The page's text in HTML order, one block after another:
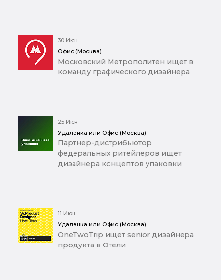
30 Июн
Офис (Москва)
Московский Метрополитен ищет в
команду графического дизайнера
25 Июн
Удаленка или Офис (Москва)
Партнер-дистрибьютор
федеральных ритейлеров ищет
дизайнера концептов упаковки
11 Июн
Удаленка или Офис (Москва)
OneTwoTrip ищет senior дизайнера
продукта в Отели